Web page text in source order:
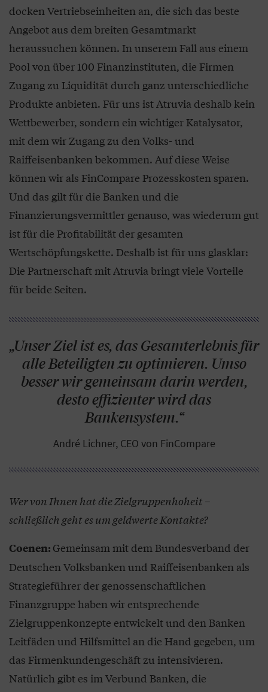
docken Vertriebseinheiten an, die sich das beste
Angebot aus dem breiten Gesamtmarkt
heraussuchen können. In unserem Fall aus einem
Pool von über 100 Finanzinstituten, die Firmen
Zugang zu Liquidität durch ganz unterschiedliche
Produkte anbieten. Für uns ist Atruvia deshalb kein
Wettbewerber, sondern ein wichtiger Katalysator,
mit dem wir Zugang zu den Volks- und
Raiffeisenbanken bekommen. Auf diese Weise
können wir als FinCompare Prozesskosten sparen.
Und das gilt für die Banken und die
Finanzierungsvermittler genauso, was wiederum gut
ist für die Profitabilität der gesamten
Wertschöpfungskette. Deshalb ist für uns glasklar:
Die Partnerschaft mit Atruvia bringt viele Vorteile
für beide Seiten.
„Unser Ziel ist es, das Gesamterlebnis für
alle Beteiligten zu optimieren. Umso
besser wir gemeinsam darin werden,
desto effizienter wird das
Bankensystem.“
André Lichner, CEO von FinCompare
Wer von Ihnen hat die Zielgruppenhoheit –
schließlich geht es um geldwerte Kontakte?
Coenen: Gemeinsam mit dem Bundesverband der
Deutschen Volksbanken und Raiffeisenbanken als
Strategieführer der genossenschaftlichen
Finanzgruppe haben wir entsprechende
Zielgruppenkonzepte entwickelt und den Banken
Leitfäden und Hilfsmittel an die Hand gegeben, um
das Firmenkundengeschäft zu intensivieren.
Natürlich gibt es im Verbund Banken, die